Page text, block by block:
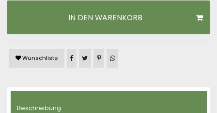
IN DEN WARENKORB
Wunschliste Artikel auf Facebook teilen
Artikel auf Twitter teilen
Artikel auf Pinterest teilen
Artikel auf WhatsApp teilen
Beschreibung